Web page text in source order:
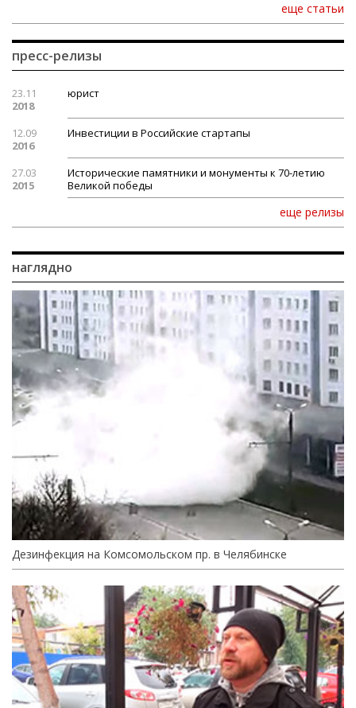
еще статьи
пресс-релизы
23.11
2018
юрист
12.09
2016
Инвестиции в Российские стартапы
27.03
2015
Исторические памятники и монументы к 70-летию
Великой победы
еще релизы
наглядно
Дезинфекция на Комсомольском пр. в Челябинске